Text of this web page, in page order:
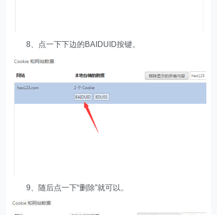
8、点一下下边的BAIDUID按键。
9、随后点一下“删除”就可以。